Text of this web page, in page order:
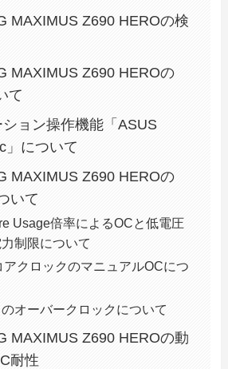
MAXIMUS Z690 HEROの検
MAXIMUS Z690 HEROの
て
ョン操作機能「ASUS
」について
MAXIMUS Z690 HEROの
いて
Usage倍率によるOCと低電圧
制限について
アクロックのマニュアルOCにつ
のオーバークロックについて
MAXIMUS Z690 HEROの動
耐性